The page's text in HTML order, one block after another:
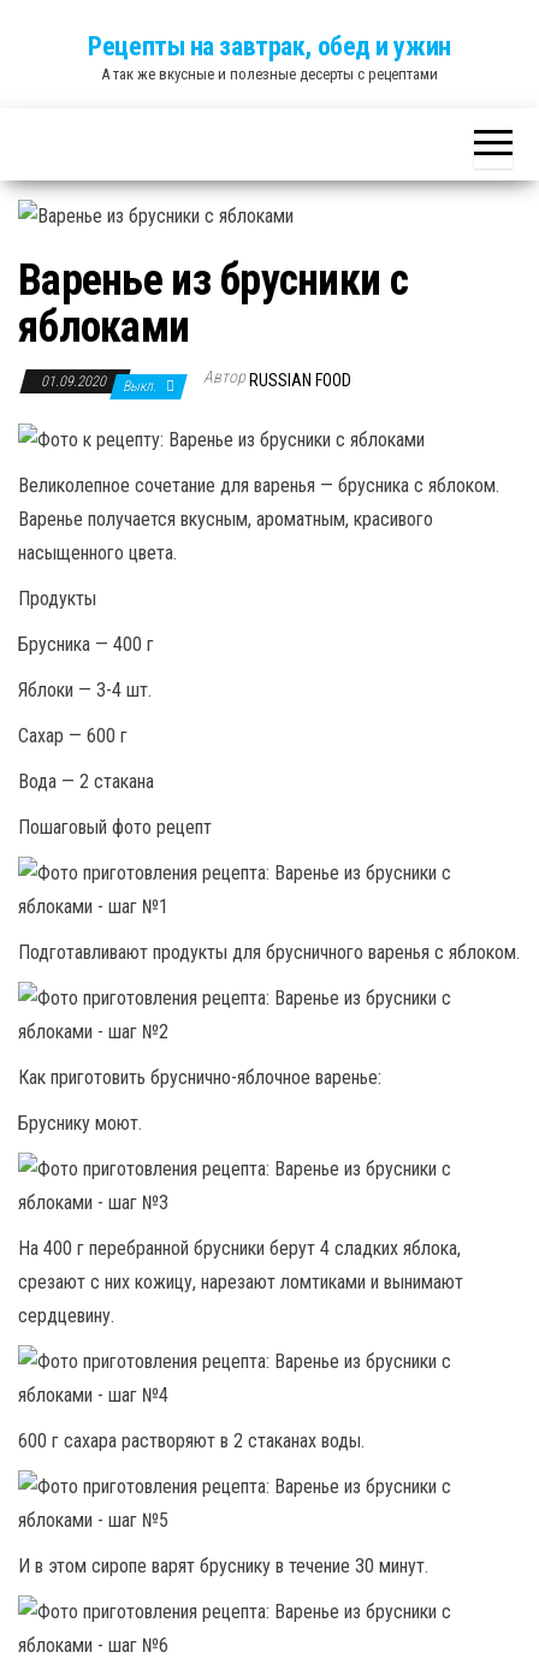
Рецепты на завтрак, обед и ужин
А так же вкусные и полезные десерты с рецептами
Варенье из брусники с
яблоками
01.09.2020 Выкл. Автор RUSSIAN FOOD
Великолепное сочетание для варенья — брусника с яблоком.
Варенье получается вкусным, ароматным, красивого
насыщенного цвета.
Продукты
Брусника — 400 г
Яблоки — 3-4 шт.
Сахар — 600 г
Вода — 2 стакана
Пошаговый фото рецепт
Подготавливают продукты для брусничного варенья с яблоком.
Как приготовить бруснично-яблочное варенье:
Бруснику моют.
На 400 г перебранной брусники берут 4 сладких яблока,
срезают с них кожицу, нарезают ломтиками и вынимают
сердцевину.
600 г сахара растворяют в 2 стаканах воды.
И в этом сиропе варят бруснику в течение 30 минут.